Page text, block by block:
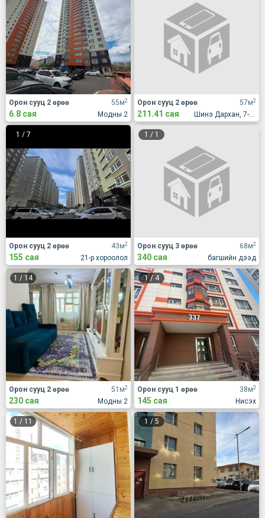
55м2
Модны 2
Орон сууц 2 өрөө
6.8 сая
57м2
Шинэ Дархан, 7-р хороолол, Жүр Үр үйлдвэрийн хажууд
Орон сууц 2 өрөө
211.41 сая
1 / 7
43м2
21-р хороолол
Орон сууц 2 өрөө
155 сая
1 / 1
68м2
багшийн дээд
Орон сууц 3 өрөө
340 сая
1 / 14
51м2
Модны 2
Орон сууц 2 өрөө
230 сая
1/ 4
38м2
Нисэх
Орон сууц 1 өрөө
145 сая
1 / 11 1 / 5